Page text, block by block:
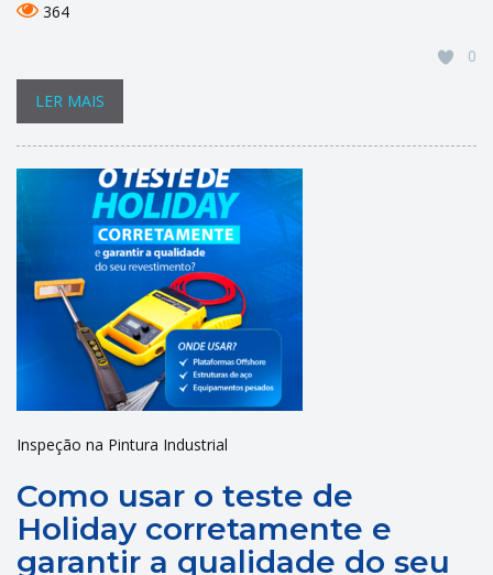
364
0
LER MAIS
Inspeção na Pintura Industrial
Como usar o teste de
Holiday corretamente e
garantir a qualidade do seu